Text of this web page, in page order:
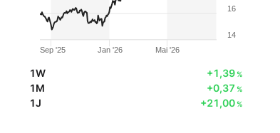
Jan '26
Sep '25 Mai '26
14
16
1W +1,39%
1M +0,37 %
1J +21,00%